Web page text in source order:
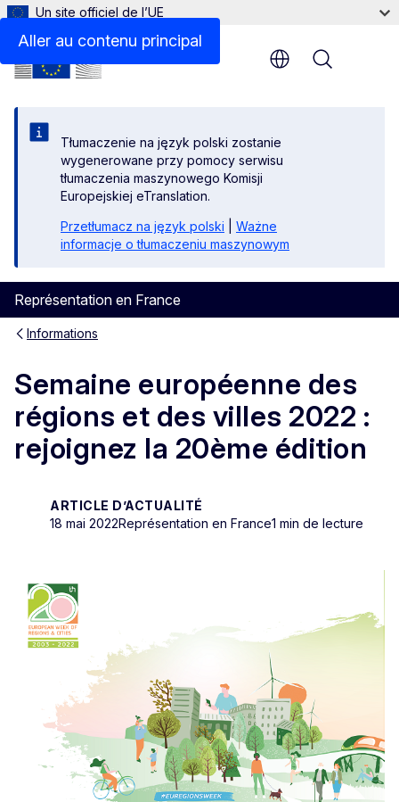
Aller au contenu principal
Un site officiel de l’UE
Tłumaczenie na język polski zostanie
wygenerowane przy pomocy serwisu
tłumaczenia maszynowego Komisji
Europejskiej eTranslation.
Przetłumacz na język polski
Ważne
informacje o tłumaczeniu maszynowym
Représentation en France
Menu
Informations
Semaine européenne des
régions et des villes 2022 :
rejoignez la 20ème édition
ARTICLE D’ACTUALITÉ
18 mai 2022Représentation en France1 min de lecture